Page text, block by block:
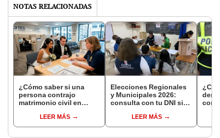
NOTAS RELACIONADAS
¿Cómo saber si una
persona contrajo
matrimonio civil en
LEER MÁS
Elecciones Regionales
y Municipales 2026:
consulta con tu DNI si
de mesa para este 4 de
octubre en el link oficial
LEER MÁS
con